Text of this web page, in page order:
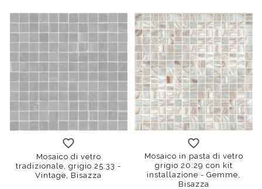
Mosaico di vetro
tradizionale, grigio 25.33 -
Vintage, Bisazza
Mosaico in pasta di vetro
grigio 20.29 con kit
installazione - Gemme,
Bisazza